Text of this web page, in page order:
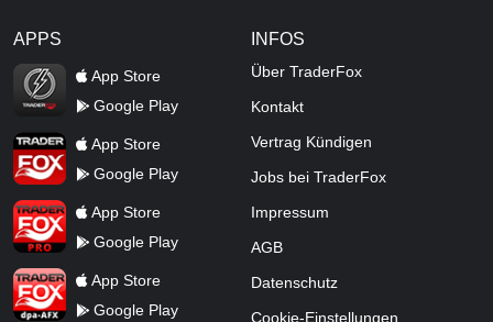
APPS
TraderFox Flash
App Store
Google Play
TraderFox AppApp Store
Google Play
TraderFox ProApp Store
Google Play
TraderFox dpa-AFX ProFeed
App Store
Google Play
INFOS
Über TraderFox
Kontakt
Vertrag Kündigen
Jobs bei TraderFox
Impressum
AGB
Datenschutz
Cookie-Einstellungen